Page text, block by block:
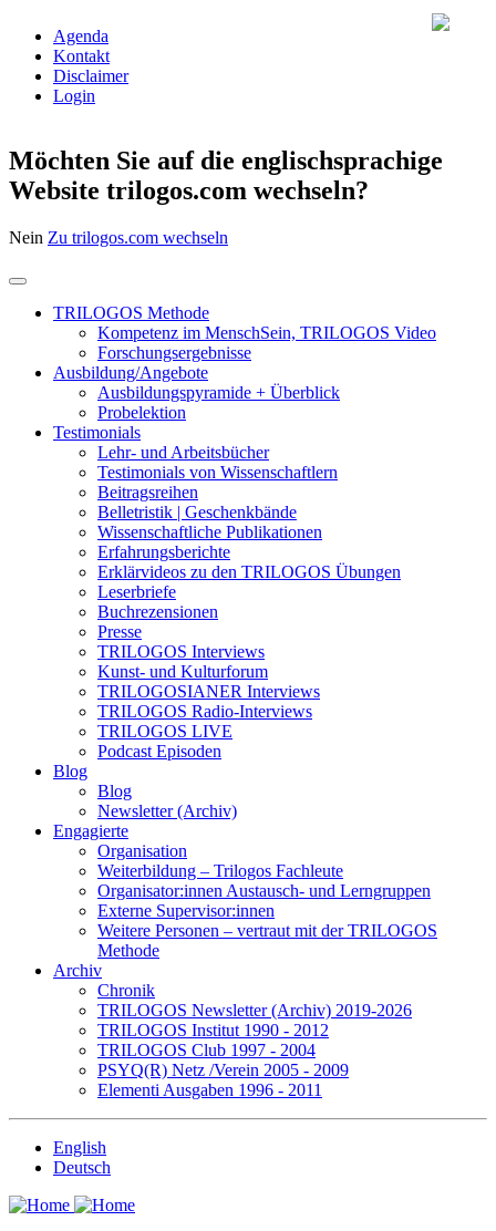
Agenda
Kontakt
Disclaimer
Login
Möchten Sie auf die englischsprachige
Website trilogos.com wechseln?
Nein Zu trilogos.com wechseln
TRILOGOS Methode
Kompetenz im MenschSein, TRILOGOS Video
Forschungsergebnisse
Ausbildung/Angebote
Ausbildungspyramide + Überblick
Probelektion
Testimonials
Lehr- und Arbeitsbücher
Testimonials von Wissenschaftlern
Beitragsreihen
Belletristik | Geschenkbände
Wissenschaftliche Publikationen
Erfahrungsberichte
Erklärvideos zu den TRILOGOS Übungen
Leserbriefe
Buchrezensionen
Presse
TRILOGOS Interviews
Kunst- und Kulturforum
TRILOGOSIANER Interviews
TRILOGOS Radio-Interviews
TRILOGOS LIVE
Podcast Episoden
Blog
Blog
Newsletter (Archiv)
Engagierte
Organisation
Weiterbildung – Trilogos Fachleute
Organisator:innen Austausch- und Lerngruppen
Externe Supervisor:innen
Weitere Personen – vertraut mit der TRILOGOS
Methode
Archiv
Chronik
TRILOGOS Newsletter (Archiv) 2019-2026
TRILOGOS Institut 1990 - 2012
TRILOGOS Club 1997 - 2004
PSYQ(R) Netz /Verein 2005 - 2009
Elementi Ausgaben 1996 - 2011
English
Deutsch